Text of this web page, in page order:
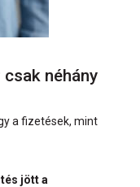
néhány
a fizetések, mint
jött a